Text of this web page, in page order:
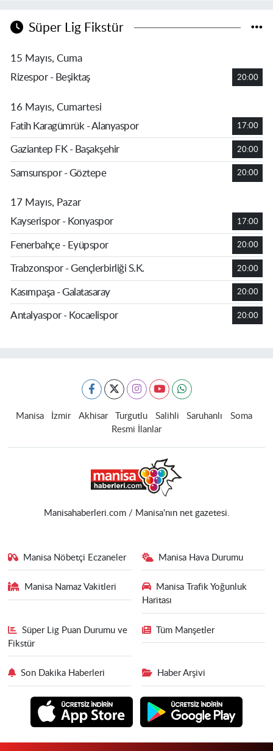
Süper Lig Fikstür
15 Mayıs, Cuma
Rizespor - Beşiktaş
20:00
16 Mayıs, Cumartesi
Fatih Karagümrük - Alanyaspor
17:00
Gaziantep FK - Başakşehir 20:00
Samsunspor - Göztepe 20:00
17 Mayıs, Pazar
Kayserispor - Konyaspor
17:00
Fenerbahçe - Eyüpspor 20:00
Trabzonspor - Gençlerbirliği S.K. 20:00
Kasımpaşa - Galatasaray 20:00
Antalyaspor - Kocaelispor 20:00
Manisa İzmir Akhisar Turgutlu Salihli Saruhanlı
Soma
Resmi İlanlar
Manisahaberleri.com / Manisa'nın net gazetesi.
Manisa Nöbetçi Eczaneler Manisa Hava Durumu
Manisa Namaz Vakitleri
Manisa Trafik Yoğunluk
Haritası
Süper Lig Puan Durumu ve
Fikstür
Tüm Manşetler
Son Dakika Haberleri Haber Arşivi